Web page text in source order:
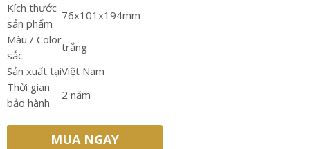
Kích thước
sản phẩm
76x101x194mm
Màu / Color
sắc
trắng
Sản xuất tạiViệt Nam
Thời gian
bảo hành
2 năm
MUA NGAY